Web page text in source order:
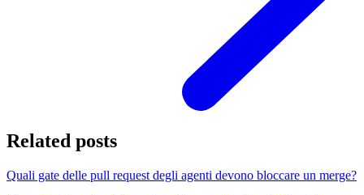
Related posts
Quali gate delle pull request degli agenti devono bloccare un merge?